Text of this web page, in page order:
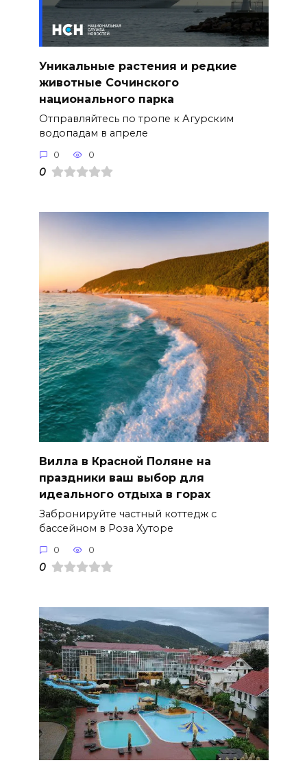
Уникальные растения и редкие
животные Сочинского
национального парка
Отправляйтесь по тропе к Агурским
водопадам в апреле
0 0
0
Вилла в Красной Поляне на
праздники ваш выбор для
идеального отдыха в горах
Забронируйте частный коттедж с
бассейном в Роза Хуторе
0 0
0